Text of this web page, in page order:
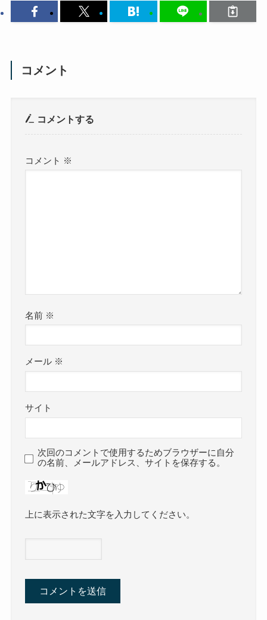
コメント
コメントする
コメント ※
名前 ※
メール ※
サイト
次回のコメントで使用するためブラウザーに自分
の名前、メールアドレス、サイトを保存する。
上に表示された文字を入力してください。